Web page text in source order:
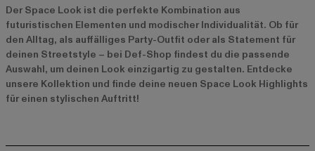
Der Space Look ist die perfekte Kombination aus
futuristischen Elementen und modischer Individualität. Ob für
den Alltag, als auffälliges Party-Outfit oder als Statement für
deinen Streetstyle – bei Def-Shop findest du die passende
Auswahl, um deinen Look einzigartig zu gestalten. Entdecke
unsere Kollektion und finde deine neuen Space Look Highlights
für einen stylischen Auftritt!